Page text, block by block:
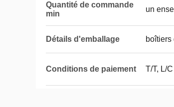
Quantité de commande
min
un
Détails d'emballage boîtiers
Conditions de paiement T/T, L/C